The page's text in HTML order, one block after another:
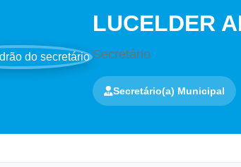
LUCELDER
Secretário
Secretário(a) Municipal